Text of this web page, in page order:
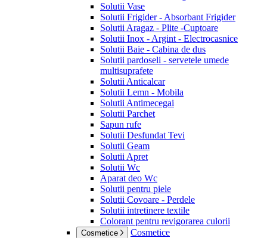
Solutii Vase
Solutii Frigider - Absorbant Frigider
Solutii Aragaz - Plite -Cuptoare
Solutii Inox - Argint - Electrocasnice
Solutii Baie - Cabina de dus
Solutii pardoseli - servetele umede
multisuprafete
Solutii Anticalcar
Solutii Lemn - Mobila
Solutii Antimecegai
Solutii Parchet
Sapun rufe
Solutii Desfundat Tevi
Solutii Geam
Solutii Apret
Solutii Wc
Aparat deo Wc
Solutii pentru piele
Solutii Covoare - Perdele
Solutii intretinere textile
Colorant pentru revigorarea culorii
Cosmetice Cosmetice